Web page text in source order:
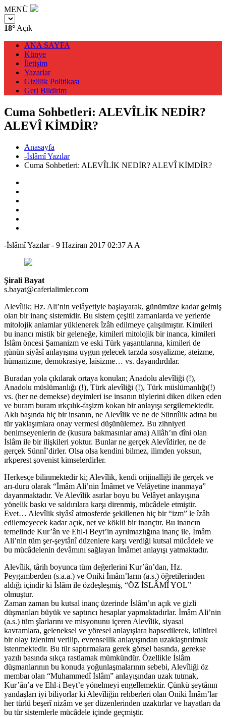
MENÜ
18° Açık
ANA SAYFA
Künye
İletişim
Yazarlar
Gizlilik Politikası
Geri Bildirim
Cuma Sohbetleri: ALEVÎLİK NEDİR?
ALEVÎ KİMDİR?
Anasayfa
-İslâmî Yazılar
Cuma Sohbetleri: ALEVÎLİK NEDİR? ALEVÎ KİMDİR?
-İslâmî Yazılar- 9 Haziran 2017 02:37 A A
Şirali Bayat
s.bayat@caferialimler.com
Alevîlik; Hz. Ali’nin velâyetiyle başlayarak, günümüze kadar gelmiş
olan bir inanç sistemidir. Bu sistem çeşitli zamanlarda ve yerlerde
mitolojik anlamlar yüklenerek îzâh edilmeye çalışılmıştır. Kimileri
bu inancı mistik bir geleneğe, kimileri mitolojik bir inanca, kimileri
İslâm öncesi Şamanizm ve eski Türk yaşantılarına, kimileri de
günün siyâsî anlayışına uygun gelecek tarzda sosyalizme, ateizme,
hümanizme, demokrasiye, laisizme… vs. dayandırdılar.
Buradan yola çıkılarak ortaya konulan; Anadolu alevîliği (!),
Anadolu müslümanlığı (!), Türk alevîliği (!), Türk müslümanlığı(!)
vs. (her ne demekse) deyimleri ise insanın tüylerini diken diken eden
ve buram buram ırkçılık-faşizm kokan bir anlayışı sergilemektedir.
Aklı başında hiç bir insanın, ne Alevîlik ve ne de Sünnîlik adına bu
tür yaklaşımlara onay vermesi düşünülemez. Bu zihniyeti
benimseyenlerin de (kusura bakmasınlar ama) Allâh’ın dîni olan
İslâm ile bir ilişkileri yoktur. Bunlar ne gerçek Alevîdirler, ne de
gerçek Sünnî’dirler. Olsa olsa kendini bilmez, ilimden yoksun,
ırkperest şovenist kimselerdirler.
Herkesçe bilinmektedir ki; Alevîlik, kendi orijinalliği ile gerçek ve
arı-duru olarak “İmâm Ali’nin İmâmet ve Velâyetine inanmaya”
dayanmaktadır. Ve Alevîlik asırlar boyu bu Velâyet anlayışına
yönelik baskı ve saldırılara karşı direnmiş, mücâdele etmiştir.
Evet… Alevîlik siyâsî atmosferde şekillenen hiç bir “izm” le îzâh
edilemeyecek kadar açık, net ve köklü bir inançtır. Bu inancın
temelinde Kur’ân ve Ehl-i Beyt’in ayrılmazlığına inanç ile, İmâm
Ali’nin tüm şer-şeytânî düzenlere karşı verdiği kutsal mücâdele ve
bu mücâdelenin devâmını sağlayan İmâmet anlayışı yatmaktadır.
Alevîlik, târih boyunca tüm değerlerini Kur’ân’dan, Hz.
Peygamberden (s.a.a.) ve Oniki İmâm’ların (a.s.) öğretilerinden
aldığı içindir ki İslâm ile özdeşleşmiş, “ÖZ İSLÂMÎ YOL”
olmuştur.
Zaman zaman bu kutsal inanç üzerinde İslâm’ın açık ve gizli
düşmanları büyük ve saptırıcı hesaplar yapmaktadırlar. İmâm Ali’nin
(a.s.) tüm şîarlarını ve misyonunu içeren Alevîlik, siyasal
kavramlara, geleneksel ve yöresel anlayışlara hapsedilerek, kültürel
bir olay izlenimi verilip, evrensellik anlayışından uzaklaştırılmak
istenmektedir. Bu tür saptırmalara gerek görsel basında, gerekse
yazılı basında sıkça rastlamak mümkündür. Özellikle İslâm
düşmanlarının bu konuda yoğunlaşmalarının sebebi, Alevîliği öz
membaı olan “Muhammedî İslâm” anlayışından uzak tutmak,
Kur’ân’a ve Ehl-i Beyt’e yönelmeyi engellemektir. Çünkü şeytânın
yandaşları iyi biliyorlar ki Alevîliğin rehberleri olan Oniki İmâm’lar
her türlü beşerî nizâm ve şer düzenlerinden uzaktırlar ve hayatları da
bu tür sistemlerle mücâdele içinde geçmiştir.